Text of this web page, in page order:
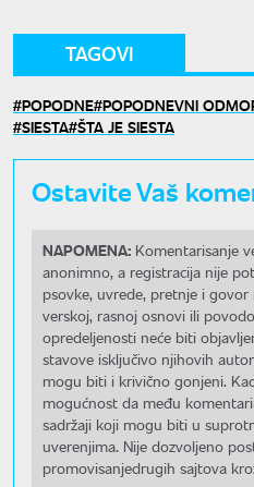
TAGOVI
POPODNE POPODNEVNI
SIESTA ŠTA JE SIESTA
Ostavite Vaš
NAPOMENA: Komentarisanje
anonimno, a registracija nije
psovke, uvrede, pretnje i
verskoj, rasnoj osnovi ili
opredeljenosti neće biti
stavove isključivo njihovih
mogu biti i krivično gonjeni.
mogućnost da među
sadržaji koji mogu biti u
uverenjima. Nije dozvoljeno
promovisanjedrugih sajtova